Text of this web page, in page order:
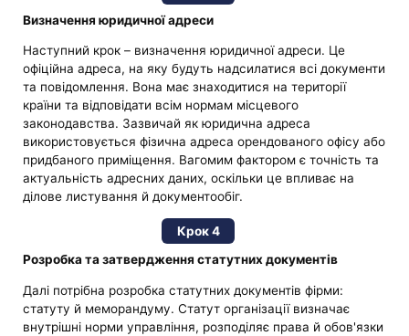
Визначення юридичної адреси
Наступний крок – визначення юридичної адреси. Це
офіційна адреса, на яку будуть надсилатися всі документи
та повідомлення. Вона має знаходитися на території
країни та відповідати всім нормам місцевого
законодавства. Зазвичай як юридична адреса
використовується фізична адреса орендованого офісу або
придбаного приміщення. Вагомим фактором є точність та
актуальність адресних даних, оскільки це впливає на
ділове листування й документообіг.
Крок 4
Розробка та затвердження статутних документів
Далі потрібна розробка статутних документів фірми:
статуту й меморандуму. Статут організації визначає
внутрішні норми управління, розподіляє права й обов'язки